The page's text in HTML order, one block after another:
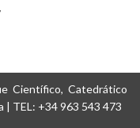
Científico, Catedrático
| TEL: +34 963 543 473